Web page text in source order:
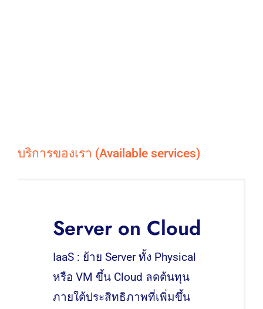
บริการของเรา (Available services)
Server on Cloud
IaaS : ย้าย Server ทั้ง Physical
หรือ VM ขึ้น Cloud ลดต้นทุน
ภายใต้ประสิทธิภาพที่เพิ่มขึ้น